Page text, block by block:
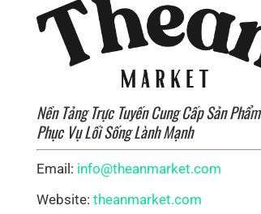
Nền Tảng Trực Tuyến Cung Cấp Sản Phẩm
Phục Vụ Lối Sống Lành Mạnh
Email: info@theanmarket.com
Website: theanmarket.com